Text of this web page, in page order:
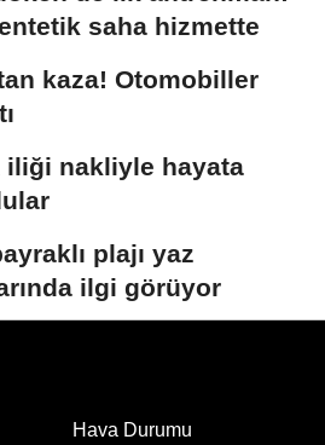
saha hizmette
kaza! Otomobiller
iliği nakliyle hayata
plajı yaz
ilgi görüyor
Hava Durumu